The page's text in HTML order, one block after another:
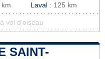
km Laval : 125 km
vol d'oiseau
SAINT-